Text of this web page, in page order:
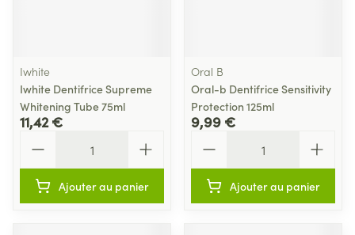
Iwhite
Iwhite Dentifrice Supreme
Whitening Tube 75ml
11,42 €
Ajouter au panier
Oral B
Oral-b Dentifrice Sensitivity
Protection 125ml
9,99 €
Ajouter au panier